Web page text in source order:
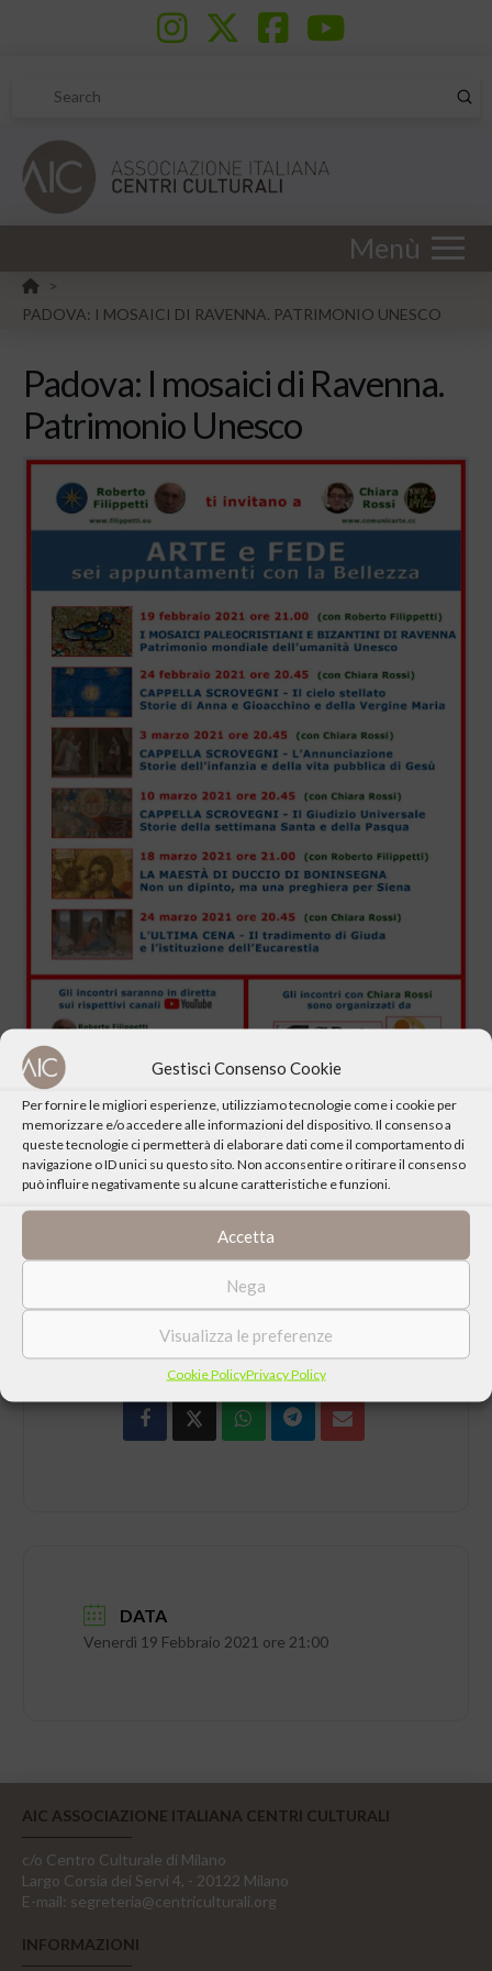
Gestisci Consenso Cookie
Per fornire le migliori esperienze, utilizziamo tecnologie come i cookie per
memorizzare e/o accedere alle informazioni del dispositivo. Il consenso a
queste tecnologie ci permetterà di elaborare dati come il comportamento di
navigazione o ID unici su questo sito. Non acconsentire o ritirare il consenso
può influire negativamente su alcune caratteristiche e funzioni.
Accetta
Nega
Visualizza le preferenze
Cookie PolicyPrivacy Policy
Search
Menù
HOME
>
PADOVA: I MOSAICI DI RAVENNA. PATRIMONIO UNESCO
Padova: I mosaici di Ravenna.
Patrimonio Unesco
Gli incontri saranno in diretta su
canale YouTube diRoberto Filippetti
canale YouTube diComunicARTE.cc
CONDIVIDI QUESTO EVENTO
DATA
Venerdì 19 Febbraio 2021 ore 21:00
AIC ASSOCIAZIONE ITALIANA CENTRI CULTURALI
c/o Centro Culturale di Milano
Largo Corsia dei Servi 4, - 20122 Milano
E-mail: segreteria@centriculturali.org
INFORMAZIONI